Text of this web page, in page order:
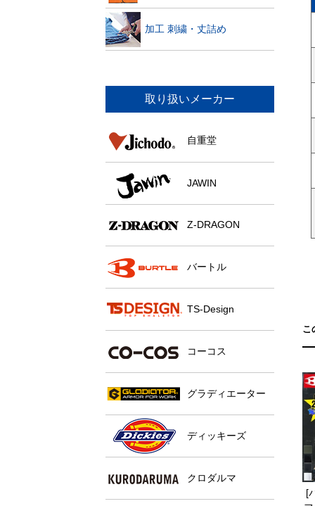
加工 刺繍・丈詰め
取り扱いメーカー
自重堂
JAWIN
Z-DRAGON
バートル
TS-Design
コーコス
グラディエーター
ディッキーズ
クロダルマ
こ
[